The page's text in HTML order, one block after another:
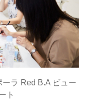
ラ Red B.A ビュー
ト